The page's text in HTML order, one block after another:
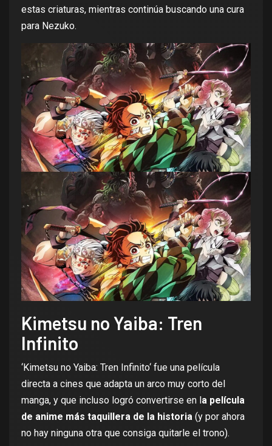
estas criaturas, mientras continúa buscando una cura
para Nezuko.
Kimetsu no Yaiba: Tren
Infinito
‘Kimetsu no Yaiba: Tren Infinito‘ fue una película
directa a cines que adapta un arco muy corto del
manga, y que incluso logró convertirse en la película
de anime más taquillera de la historia (y por ahora
no hay ninguna otra que consiga quitarle el trono).